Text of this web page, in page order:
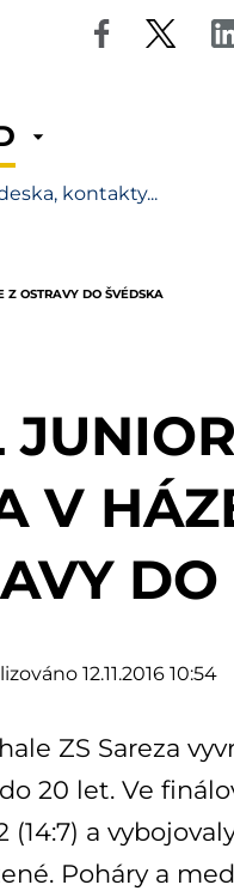
kontakty...
Z OSTRAVY DO ŠVÉDSKA
V
12.11.2016 10:54
ZS Sareza
20 let. Ve
(14:7) a
Poháry a